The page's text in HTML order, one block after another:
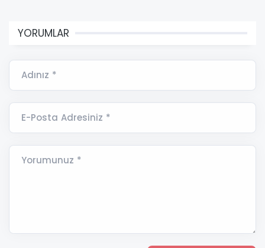
YORUMLAR
Adınız *
E-Posta Adresiniz *
Yorumunuz *